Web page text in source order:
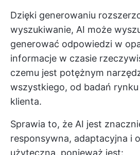
Dzięki generowaniu
wyszukiwanie, AI może
generować odpowiedzi w
informacje w czasie
czemu jest potężnym
wszystkiego, od badań rynku
klienta.
Sprawia to, że AI jest
responsywna, adaptacyjna i
użyteczna, ponieważ jest: